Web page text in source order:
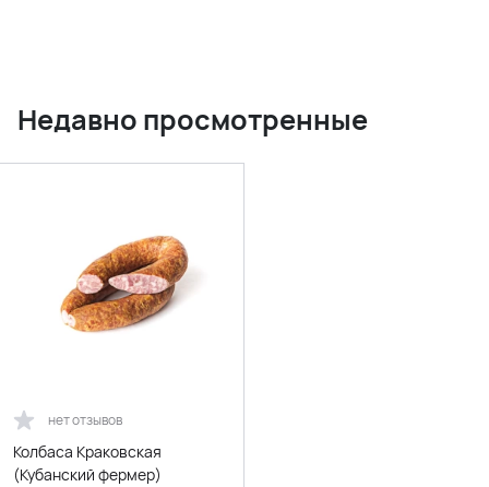
Недавно просмотренные
нет отзывов
Колбаса Краковская
(Кубанский фермер)